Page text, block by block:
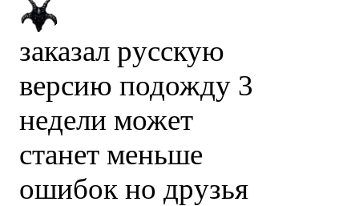
заказал русскую
версию подожду 3
недели может
станет меньше
ошибок но друзья